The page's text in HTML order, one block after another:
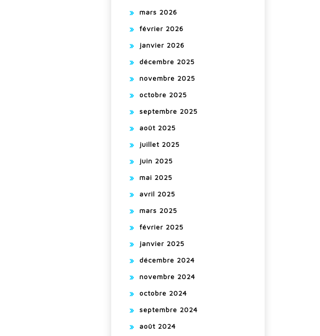
mars 2026
février 2026
janvier 2026
décembre 2025
novembre 2025
octobre 2025
septembre 2025
août 2025
juillet 2025
juin 2025
mai 2025
avril 2025
mars 2025
février 2025
janvier 2025
décembre 2024
novembre 2024
octobre 2024
septembre 2024
août 2024